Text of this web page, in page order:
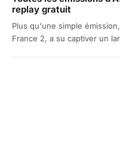
replay gratuit
Plus qu'une simple
France 2, a su captiver un